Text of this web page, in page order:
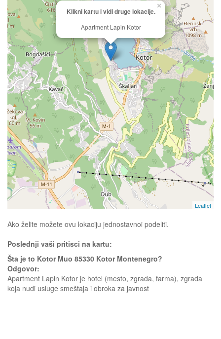
Klikni kartu i vidi druge lokacije.
Apartment Lapin Kotor
×
Leaflet
Ako želite možete ovu lokaciju jednostavnoi podeliti.
Poslednji vaši pritisci na kartu:
Šta je to Kotor Muo 85330 Kotor Montenegro?
Odgovor:
Apartment Lapin Kotor je hotel (mesto, zgrada, farma), zgrada
koja nudi usluge smeštaja i obroka za javnost